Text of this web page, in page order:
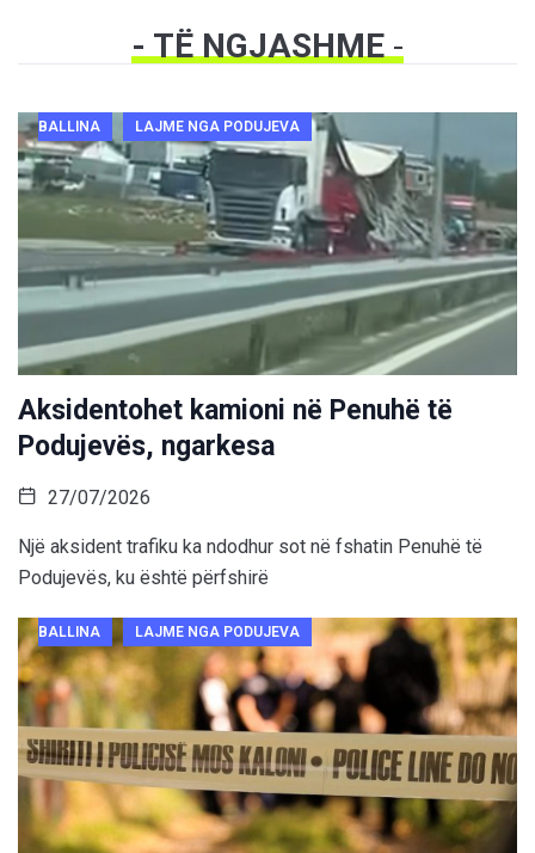
- TË NGJASHME-
BALLINA LAJME NGA PODUJEVA
Aksidentohet kamioni në Penuhë të
Podujevës, ngarkesa
27/07/2026
Një aksident trafiku ka ndodhur sot në fshatin Penuhë të
Podujevës, ku është përfshirë
BALLINA LAJME NGA PODUJEVA